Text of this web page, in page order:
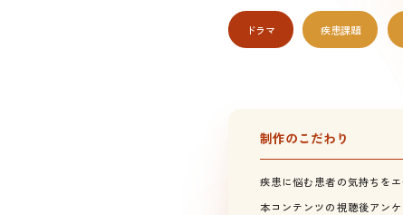
ドラマ 疾患課題
制作のこだわり
疾患に悩む患者の気持ちを
本コンテンツの視聴後アン